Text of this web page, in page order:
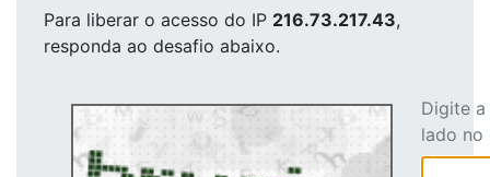
Para liberar o acesso do IP 216.73.217.43,
responda ao desafio abaixo.
Digite
lado no